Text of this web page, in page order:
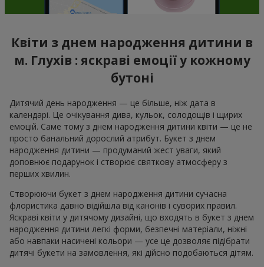
Квіти з днем народження дитини в
м. Глухів : яскраві емоції у кожному
бутоні
Дитячий день народження — це більше, ніж дата в
календарі. Це очікування дива, кульок, солодощів і щирих
емоцій. Саме тому з днем народження дитини квіти — це не
просто банальний дорослий атрибут. Букет з днем
народження дитини — продуманий жест уваги, який
доповнює подарунок і створює святкову атмосферу з
перших хвилин.
Створюючи букет з днем народження дитини сучасна
флористика давно відійшла від канонів і суворих правил.
Яскраві квіти у дитячому дизайні, що входять в букет з днем
народження дитини легкі форми, безпечні матеріали, ніжні
або навпаки насичені кольори — усе це дозволяє підібрати
дитячі букети на замовлення, які дійсно подобаються дітям.